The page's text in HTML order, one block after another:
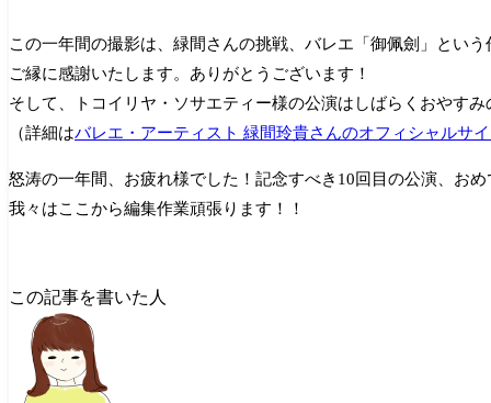
この一年間の撮影は、緑間さんの挑戦、バレエ「御佩劍」とい
ご縁に感謝いたします。ありがとうございます！
そして、トコイリヤ・ソサエティー様の公演はしばらくおやす
（詳細はバレエ・アーティスト 緑間玲貴さんのオフィシャルサ
怒涛の一年間、お疲れ様でした！記念すべき10回目の公演、お
我々はここから編集作業頑張ります！！
この記事を書いた人